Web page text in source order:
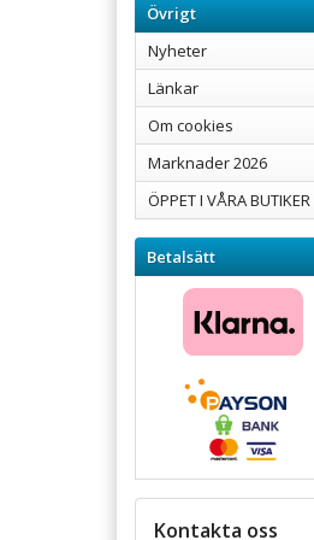
Övrigt
Nyheter
Länkar
Om cookies
Marknader 2026
ÖPPET I VÅRA BUTIKER
Betalsätt
Kontakta oss